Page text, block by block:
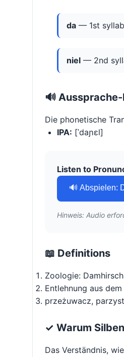
da — 1st
niel — 2nd
🔊
Die phonetische
IPA: [ˈdaɲɛl]
Listen to
🔊 Abspielen:
Hinweis: Audio
📖 Definitions
Zoologie:
Entlehnung aus
przeżuwacz,
✓ Warum
Das Verständnis,